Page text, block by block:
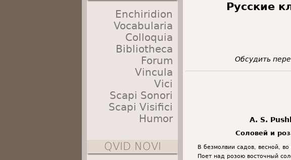
Русские
Обсудить
A. S.
Соловей и
В безмолвии садов, весной,
Поет над розою восточный
Enchiridion
Vocabularia
Colloquia
Bibliotheca
Forum
Vincula
Vici
Scapi Sonori
Scapi Visifici
Humor
QVID NOVI